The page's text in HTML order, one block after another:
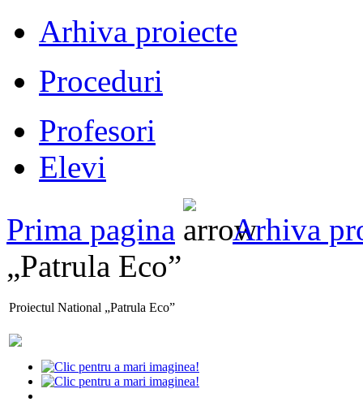
Arhiva proiecte
Proceduri
Profesori
Elevi
Prima pagina
Arhiva
„Patrula Eco”
Proiectul National „Patrula Eco”